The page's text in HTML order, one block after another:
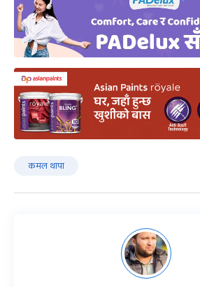
कमल थापा